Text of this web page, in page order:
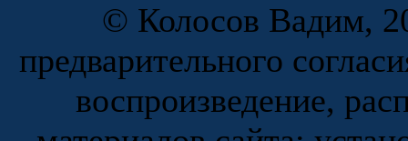
© Колосов Вадим,
предварительного
воспроизведение,